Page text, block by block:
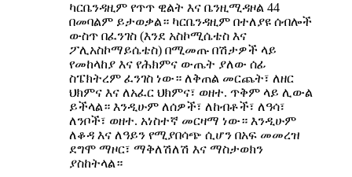
ካርቤንዳዚም የጥጥ ዊልት እና ቤንዚሚዳዞል 44
በመባልም ይታወቃል። ካርቤንዳዚም በተለያዩ ሰብሎች
ውስጥ በፈንገስ (እንደ አስኮሚሴቴስ እና
ፖሊአስኮማይሴቴስ) በሚመጡ በሽታዎች ላይ
የመከላከያ እና የሕክምና ውጤት ያለው ሰፊ
ስፔክትረም ፈንገስ ነው። ለቅጠል መርጨት፣ ለዘር
ህክምና እና ለአፈር ህክምና፣ ወዘተ. ጥቅም ላይ ሊውል
ይችላል። እንዲሁም ለሰዎች፣ ለከብቶች፣ ለዓሳ፣
ለንቦች፣ ወዘተ. አነስተኛ መርዛማ ነው። እንዲሁም
ለቆዳ እና ለዓይን የሚያበሳጭ ሲሆን በአፍ መመረዝ
ደግሞ ማዞር፣ ማቅለሽለሽ እና ማስታወክን
ያስከትላል።